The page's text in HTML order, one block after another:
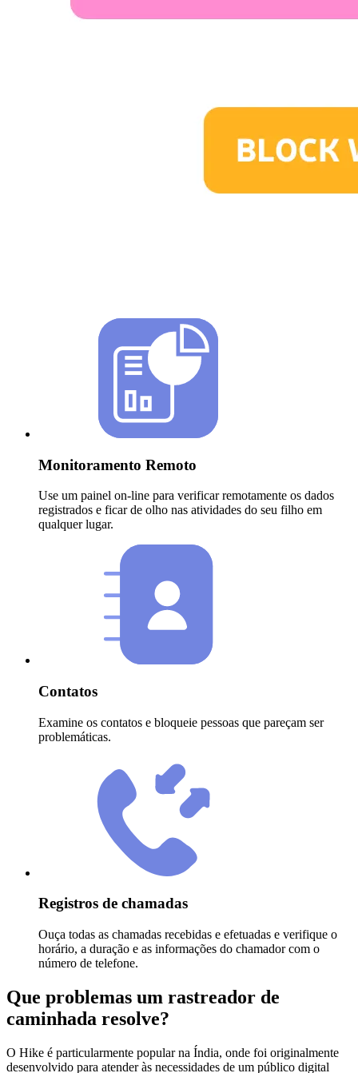
Monitoramento Remoto
Use um painel on-line para verificar remotamente os dados
registrados e ficar de olho nas atividades do seu filho em
qualquer lugar.
Contatos
Examine os contatos e bloqueie pessoas que pareçam ser
problemáticas.
Registros de chamadas
Ouça todas as chamadas recebidas e efetuadas e verifique o
horário, a duração e as informações do chamador com o
número de telefone.
Que problemas um rastreador de
caminhada resolve?
O Hike é particularmente popular na Índia, onde foi originalmente
desenvolvido para atender às necessidades de um público digital